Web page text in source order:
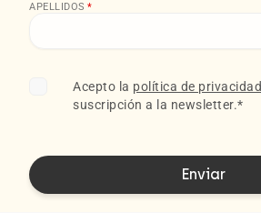
APELLIDOS *
Acepto la política de privacidad
suscripción a la newsletter.*